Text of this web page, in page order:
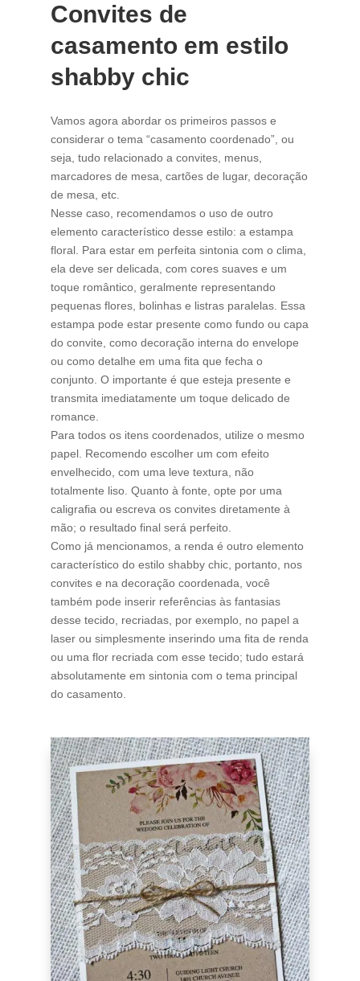
Convites de
casamento em estilo
shabby chic
Vamos agora abordar os primeiros passos e
considerar o tema “casamento coordenado”, ou
seja, tudo relacionado a convites, menus,
marcadores de mesa, cartões de lugar, decoração
de mesa, etc.
Nesse caso, recomendamos o uso de outro
elemento característico desse estilo: a estampa
floral. Para estar em perfeita sintonia com o clima,
ela deve ser delicada, com cores suaves e um
toque romântico, geralmente representando
pequenas flores, bolinhas e listras paralelas. Essa
estampa pode estar presente como fundo ou capa
do convite, como decoração interna do envelope
ou como detalhe em uma fita que fecha o
conjunto. O importante é que esteja presente e
transmita imediatamente um toque delicado de
romance.
Para todos os itens coordenados, utilize o mesmo
papel. Recomendo escolher um com efeito
envelhecido, com uma leve textura, não
totalmente liso. Quanto à fonte, opte por uma
caligrafia ou escreva os convites diretamente à
mão; o resultado final será perfeito.
Como já mencionamos, a renda é outro elemento
característico do estilo shabby chic, portanto, nos
convites e na decoração coordenada, você
também pode inserir referências às fantasias
desse tecido, recriadas, por exemplo, no papel a
laser ou simplesmente inserindo uma fita de renda
ou uma flor recriada com esse tecido; tudo estará
absolutamente em sintonia com o tema principal
do casamento.